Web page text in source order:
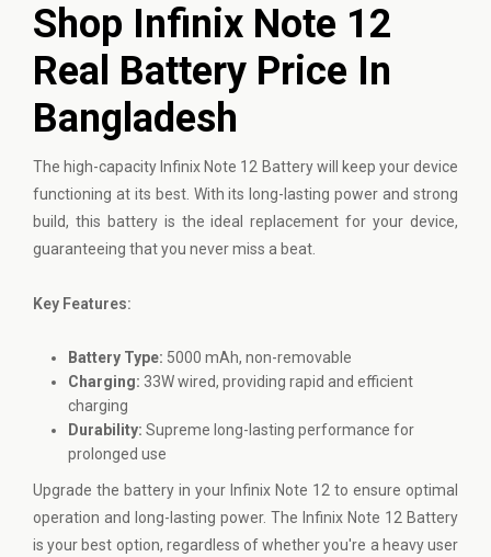
Shop Infinix Note 12
Real Battery Price In
Bangladesh
The high-capacity Infinix Note 12 Battery will keep your device
functioning at its best. With its long-lasting power and strong
build, this battery is the ideal replacement for your device,
guaranteeing that you never miss a beat.
Key Features:
Battery Type: 5000 mAh, non-removable
Charging: 33W wired, providing rapid and efficient
charging
Durability: Supreme long-lasting performance for
prolonged use
Upgrade the battery in your Infinix Note 12 to ensure optimal
operation and long-lasting power. The Infinix Note 12 Battery
is your best option, regardless of whether you're a heavy user